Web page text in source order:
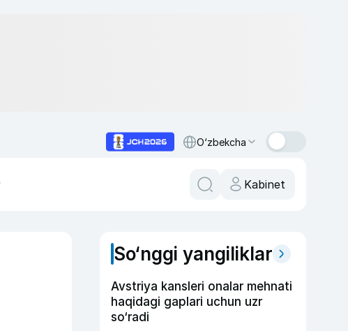
O‘zbekcha
Kabinet
So‘nggi yangiliklar
Avstriya kansleri onalar mehnati
haqidagi gaplari uchun uzr
so‘radi